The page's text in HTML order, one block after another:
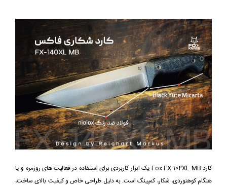
کارد Fox FX-104XL MB یک ابزار کاربردی برای استفاده در فعالیت های روزمره و یا
هنگام کوهنوردی، شکار، کمپینگ است. به دلیل طراحی خاص و کیفیت بالای ساخت،